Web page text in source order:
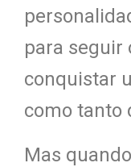
para seguir
conquistar
como tanto
Mas